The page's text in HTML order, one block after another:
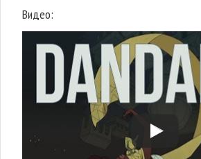
Видео: